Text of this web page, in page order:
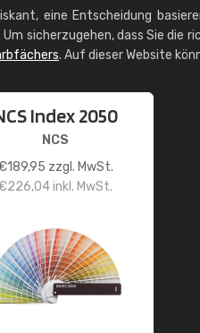
eine Entscheidung
sicherzugehen, dass Sie die
. Auf dieser Website
Index 2050
NCS
189,95 zzgl. MwSt.
226,04inkl. MwSt.